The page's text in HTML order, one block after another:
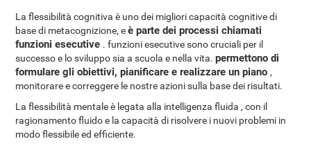
La flessibilità cognitiva è uno dei migliori capacità cognitive di
base di metacognizione, eè parte dei processi chiamati
funzioni esecutive . funzioni esecutive sono cruciali per il
successo e lo sviluppo sia a scuola e nella vita.permettono di
formulare gli obiettivi, pianificare e realizzare un piano,
monitorare e correggere le nostre azioni sulla base dei risultati.
La flessibilità mentale è legata alla intelligenza fluida , con il
ragionamento fluido e la capacità di risolvere i nuovi problemi in
modo flessibile ed efficiente.